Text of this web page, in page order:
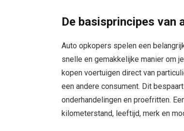
De basisprincipes van
Auto opkopers spelen een
snelle en gemakkelijke manier om
kopen voertuigen direct van
een andere consument. Dit
onderhandelingen en proefritten.
kilometerstand, leeftijd, merk en